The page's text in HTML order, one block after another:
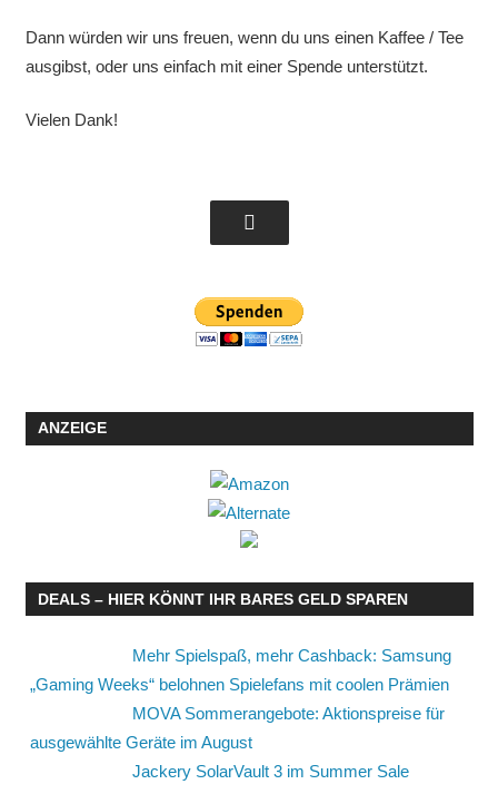
Dann würden wir uns freuen, wenn du uns einen Kaffee / Tee
ausgibst, oder uns einfach mit einer Spende unterstützt.
Vielen Dank!
ANZEIGE
DEALS – HIER KÖNNT IHR BARES GELD SPAREN
Mehr Spielspaß, mehr Cashback: Samsung
„Gaming Weeks“ belohnen Spielefans mit coolen Prämien
MOVA Sommerangebote: Aktionspreise für
ausgewählte Geräte im August
Jackery SolarVault 3 im Summer Sale